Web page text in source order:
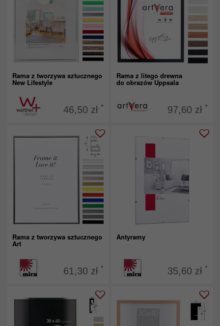
Rama z tworzywa sztucznego
New Lifestyle
46,50 zł *
Rama z litego drewna
do obrazów Uppsala
97,60 zł *
Rama z tworzywa sztucznego
Art
61,30 zł *
Antyramy
35,60 zł *